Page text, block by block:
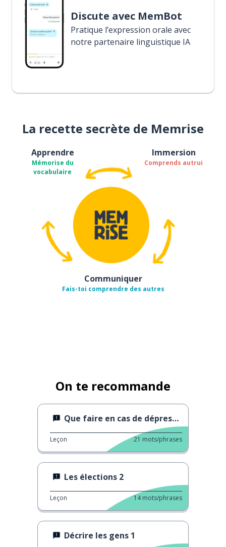
Discute avec MemBot
Pratique l’expression orale avec
notre partenaire linguistique IA
La recette secrète de Memrise
Apprendre
Mémorise du
vocabulaire
Immersion
Comprends autrui
Communiquer
Fais-toi comprendre des autres
On te recommande
Que faire en cas de dépression
Leçon 21 mots/phrases
Les élections 2
Leçon 14 mots/phrases
Décrire les gens 1